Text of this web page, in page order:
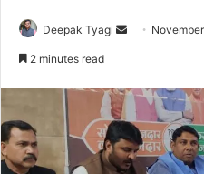
Deepak Tyagi
Send
2 minutes read